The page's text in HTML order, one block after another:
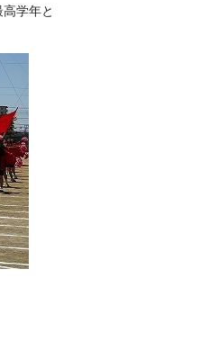
学年と